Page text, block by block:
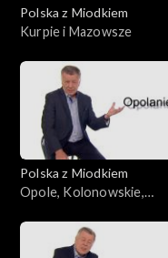
Polska z Miodkiem
Kurpie i Mazowsze
Polska z Miodkiem
Opole, Kolonowskie,